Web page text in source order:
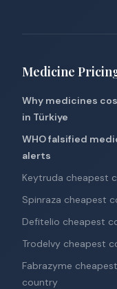
Medicine
Why medicines
in Türkiye
WHO falsified
alerts
Keytruda cheapest
Spinraza cheapest
Defitelio cheapest
Trodelvy cheapest
Fabrazyme cheapest
country